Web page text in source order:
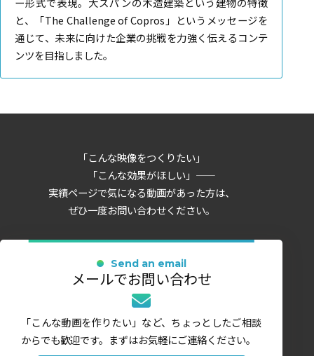
と、「The Challenge of Copros」というメッセージを
通じて、未来に向けた企業の挑戦を力強く伝えるコンテ
ンツを目指しました。
「こんな映像をつくりたい」
「こんな効果がほしい」――
実績ページで気になる動画があった方は、
ぜひ一度お問い合わせください。
Send an email
メールでお問い合わせ
「こんな動画を作りたい」など、ちょっとしたご相談
からでも歓迎です。まずはお気軽にご連絡ください。